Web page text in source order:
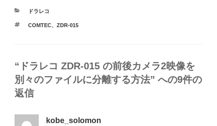
カ
ゴ
ドラレコ
タ
COMTEC、 ZDR-015
“ドラレコ ZDR-015 の前後カメラ2映像を
別々のファイルに分離する方法” への9件の
返信
kobe_solomon